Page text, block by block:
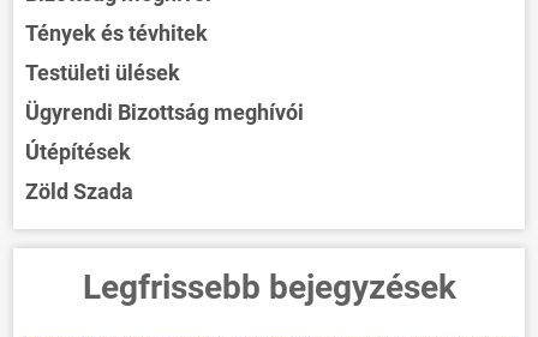
Tények és tévhitek
Testületi ülések
Ügyrendi Bizottság meghívói
Útépítések
Zöld Szada
Legfrissebb bejegyzések